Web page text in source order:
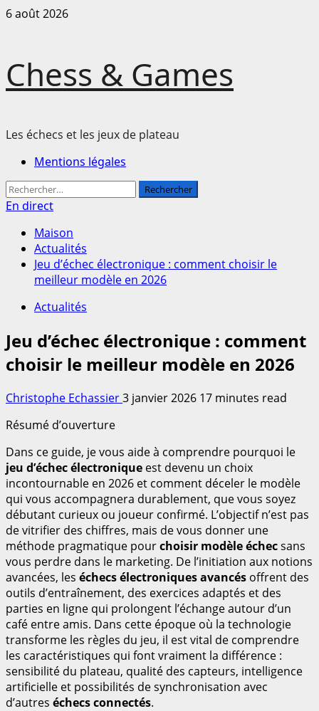
Passer
6 août 2026
Chess & Games
Les échecs et les jeux de plateau
MenuMentions légales
Rechercher :
En direct
Maison
Actualités
Jeu d’échec électronique : comment choisir le
meilleur modèle en 2026
Actualités
Jeu d’échec électronique : comment
choisir le meilleur modèle en 2026
Christophe Echassier3 janvier 2026 17 minutes read
Résumé d’ouverture
Dans ce guide, je vous aide à comprendre pourquoi le
jeu d’échec électronique est devenu un choix
incontournable en 2026 et comment déceler le modèle
qui vous accompagnera durablement, que vous soyez
débutant curieux ou joueur confirmé. L’objectif n’est pas
de vitrifier des chiffres, mais de vous donner une
méthode pragmatique pourchoisir modèle échecsans
vous perdre dans le marketing. De l’initiation aux notions
avancées, les échecs électroniques avancés offrent des
outils d’entraînement, des exercices adaptés et des
parties en ligne qui prolongent l’échange autour d’un
café entre amis. Dans cette époque où la technologie
transforme les règles du jeu, il est vital de comprendre
les caractéristiques qui font vraiment la différence :
sensibilité du plateau, qualité des capteurs, intelligence
artificielle et possibilités de synchronisation avec
d’autres échecs connectés.